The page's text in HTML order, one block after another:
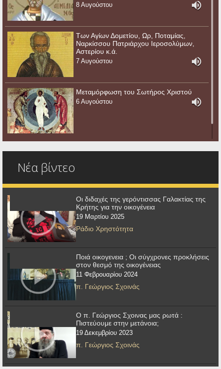
8 Αυγούστου
Των Αγίων Δομετίου, Ωρ, Ποταμίας,
Ναρκίσσου Πατριάρχου Ιεροσολύμων,
Αστερίου κ.ά.
7 Αυγούστου
Μεταμόρφωση του Σωτήρος Χριστού
6 Αυγούστου
Νέα βίντεο
Οι διδαχές της γερόντισσας Γαλακτίας της
Κρήτης για την οικογένεια
19 Μαρτίου 2025
Ράδιο Χρηστότητα
Ποιά οικογενεια ; Οι σύγχρονες προκλήσεις
στον θεσμό της οικογένειας
11 Φεβρουαρίου 2024
π. Γεώργιος Σχοινάς
Ο π. Γεώργιος Σχοινας μας ρωτά :
Πιστεύουμε στην μετάνοια;
19 Δεκεμβρίου 2023
π. Γεώργιος Σχοινάς